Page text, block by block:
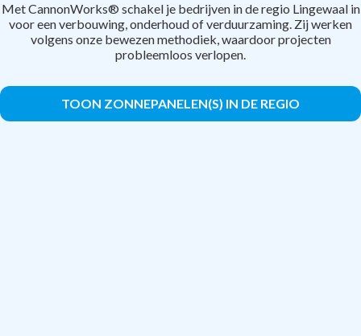
Met CannonWorks® schakel je bedrijven in de regio Lingewaal in
voor een verbouwing, onderhoud of verduurzaming. Zij werken
volgens onze bewezen methodiek, waardoor projecten
probleemloos verlopen.
TOON ZONNEPANELEN(S) IN DE REGIO